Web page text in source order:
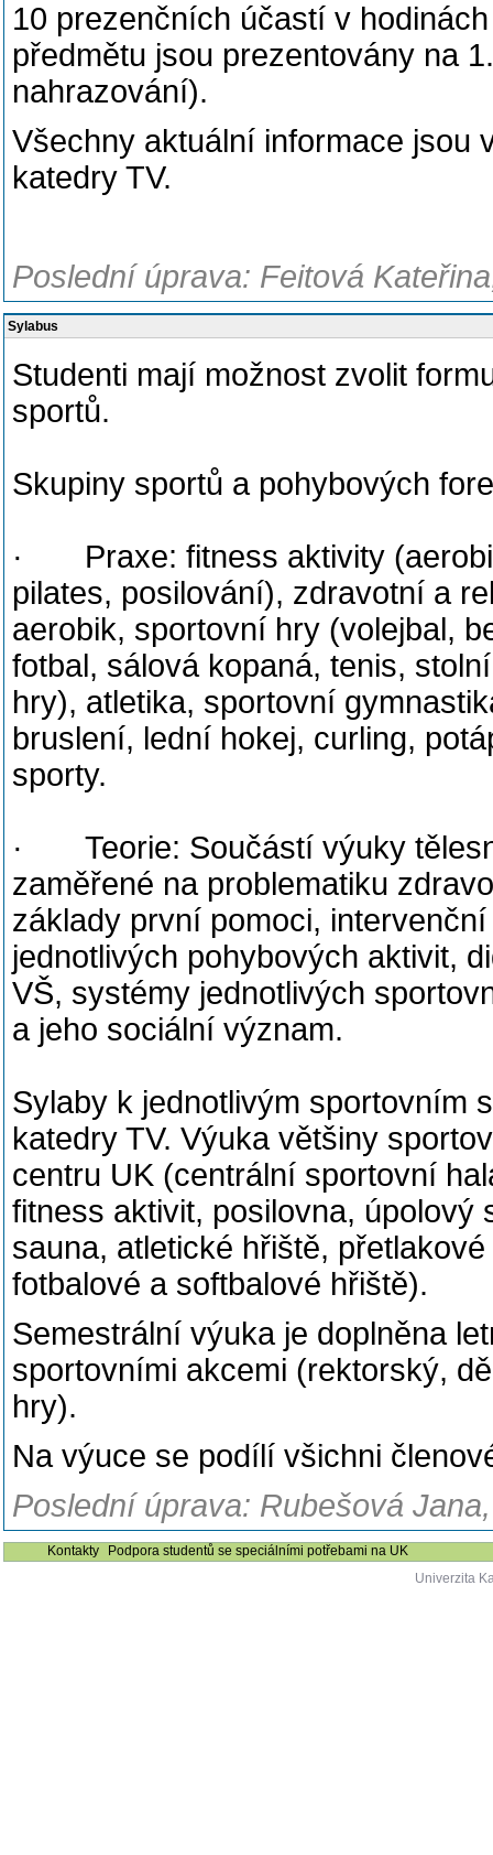
10 prezenčních účastí v
předmětu jsou prezentovány na
nahrazování).
Všechny aktuální informace jsou
katedry TV.
Poslední úprava: Feitová
Sylabus
Studenti mají možnost zvolit
sportů.
Skupiny sportů a pohybových
· Praxe: fitness aktivity
pilates, posilování), zdravotní a
aerobik, sportovní hry (volejbal,
fotbal, sálová kopaná, tenis,
hry), atletika, sportovní
bruslení, lední hokej, curling,
sporty.
· Teorie: Součástí výuky
zaměřené na problematiku
základy první pomoci,
jednotlivých pohybových aktivit,
VŠ, systémy jednotlivých
a jeho sociální význam.
Sylaby k jednotlivým sportovním
katedry TV. Výuka většiny
centru UK (centrální sportovní
fitness aktivit, posilovna, úpolový
sauna, atletické hřiště,
fotbalové a softbalové hřiště).
Semestrální výuka je doplněna
sportovními akcemi (rektorský,
hry).
Na výuce se podílí všichni
Poslední úprava: Rubešová
Kontakty
Podpora studentů se speciálními potřebami na UK
Univerzita